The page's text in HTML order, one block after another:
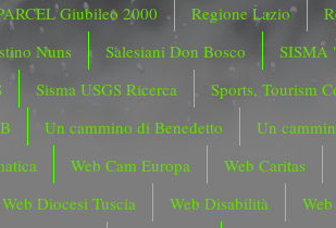
Giubileo 2000 Regione Lazio
Nuns Salesiani Don Bosco SISMA
Sisma USGS Ricerca Sports, Tourism
Un cammino di Benedetto Un
Web Cam Europa Web Caritas
Web Diocesi Tuscia Web Disabilità